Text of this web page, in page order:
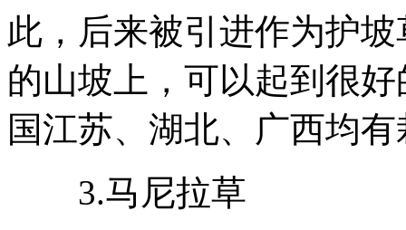
此，后来被引进作为护
的山坡上，可以起到很
国江苏、湖北、广西均
3.马尼拉草